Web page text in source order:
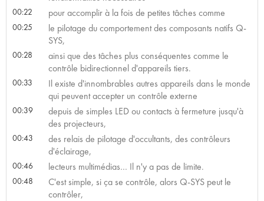
00:22 pour accomplir à la fois de petites tâches comme
00:25
le pilotage du comportement des composants natifs Q-
SYS,
00:28
ainsi que des tâches plus conséquentes comme le
contrôle bidirectionnel d'appareils tiers.
00:33
Il existe d'innombrables autres appareils dans le monde
qui peuvent accepter un contrôle externe
00:39
depuis de simples LED ou contacts à fermeture jusqu'à
des projecteurs,
00:43
des relais de pilotage d'occultants, des contrôleurs
d'éclairage,
00:46 lecteurs multimédias… Il n'y a pas de limite.
00:48
C'est simple, si ça se contrôle, alors Q-SYS peut le
contrôler,